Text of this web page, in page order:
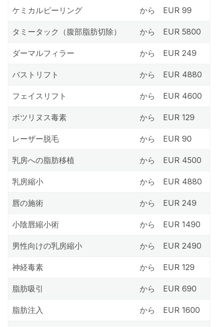
ケミカルピーリング から EUR 99
タミータック（腹部脂肪切除） から EUR 5800
ダーマルフィラー から EUR 249
バストリフト から EUR 4880
フェイスリフト から EUR 4600
ボツリヌス毒素 から EUR 129
レーザー脱毛 から EUR 90
乳房への脂肪移植 から EUR 4500
乳房縮小 から EUR 4880
唇の施術 から EUR 249
小陰唇縮小術 から EUR 1490
男性向けの乳房縮小 から EUR 2490
神経毒素 から EUR 129
脂肪吸引 から EUR 690
脂肪注入 から EUR 1600